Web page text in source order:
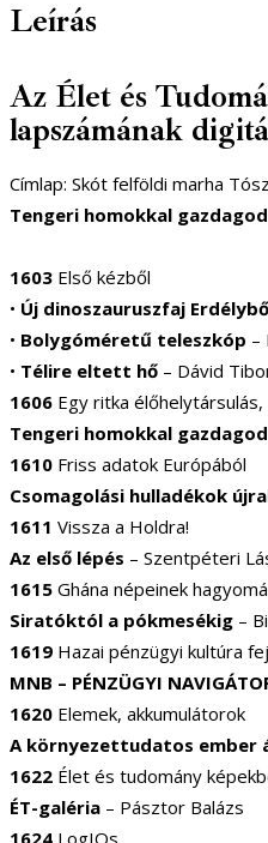
Leírás
Az Élet és
lapszámának
Címlap: Skót felföldi marha
Tengeri homokkal
1603 Első kézből
• Új dinoszauruszfaj
• Bolygóméretű teleszkóp –
• Télire eltett hő – Dávid
1606 Egy ritka élőhelytársulás,
Tengeri homokkal
1610 Friss adatok Európából
Csomagolási hulladékok
1611 Vissza a Holdra!
Az első lépés – Szentpéteri
1615 Ghána népeinek
Siratóktól a pókmesékig –
1619 Hazai pénzügyi kultúra
MNB – PÉNZÜGYI
1620 Elemek, akkumulátorok
A környezettudatos ember
1622 Élet és tudomány
ÉT-galéria – Pásztor Balázs